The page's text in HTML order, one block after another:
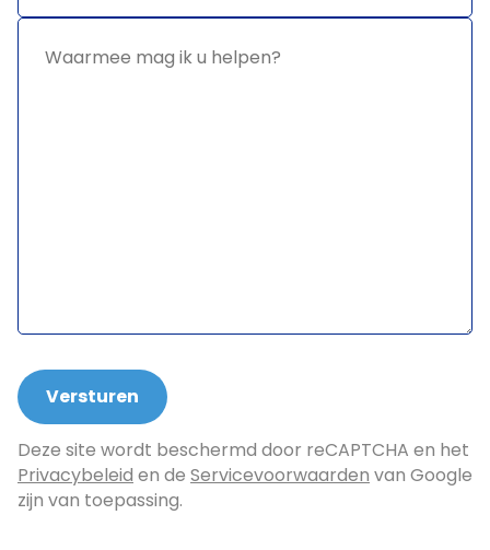
Waarmee
helpen?
*
Deze site wordt beschermd door reCAPTCHA en het
Privacybeleid en de Servicevoorwaarden van Google
zijn van toepassing.